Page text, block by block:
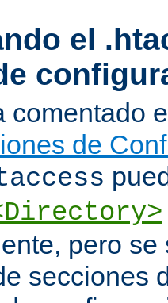
el
comentado
de
pero
secciones